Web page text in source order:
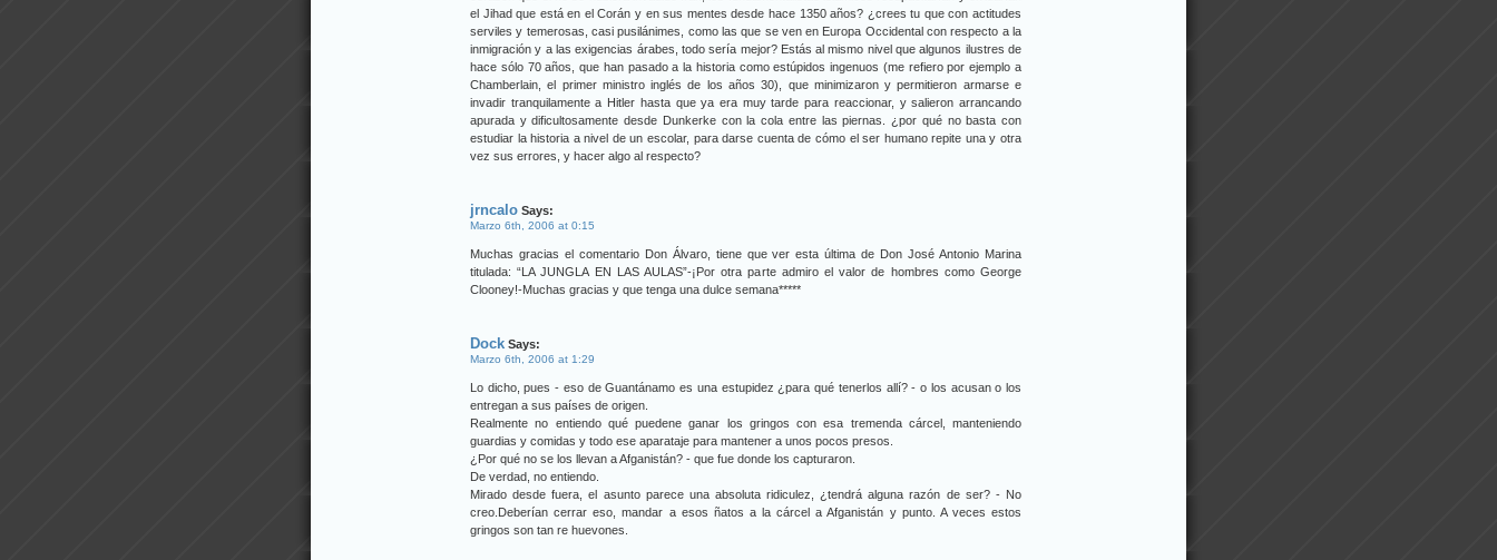
el Jihad que está en el Corán y en sus mentes desde hace 1350 años? ¿crees tu que con actitudes
serviles y temerosas, casi pusilánimes, como las que se ven en Europa Occidental con respecto a la
inmigración y a las exigencias árabes, todo sería mejor? Estás al mismo nivel que algunos ilustres de
hace sólo 70 años, que han pasado a la historia como estúpidos ingenuos (me refiero por ejemplo a
Chamberlain, el primer ministro inglés de los años 30), que minimizaron y permitieron armarse e
invadir tranquilamente a Hitler hasta que ya era muy tarde para reaccionar, y salieron arrancando
apurada y dificultosamente desde Dunkerke con la cola entre las piernas. ¿por qué no basta con
estudiar la historia a nivel de un escolar, para darse cuenta de cómo el ser humano repite una y otra
vez sus errores, y hacer algo al respecto?
jrncalo Says:
Marzo 6th, 2006 at 0:15
Muchas gracias el comentario Don Álvaro, tiene que ver esta última de Don José Antonio Marina
titulada: “LA JUNGLA EN LAS AULAS”-¡Por otra parte admiro el valor de hombres como George
Clooney!-Muchas gracias y que tenga una dulce semana*****
Dock Says:
Marzo 6th, 2006 at 1:29
Lo dicho, pues - eso de Guantánamo es una estupidez ¿para qué tenerlos allí? - o los acusan o los
entregan a sus países de origen.
Realmente no entiendo qué puedene ganar los gringos con esa tremenda cárcel, manteniendo
guardias y comidas y todo ese aparataje para mantener a unos pocos presos.
¿Por qué no se los llevan a Afganistán? - que fue donde los capturaron.
De verdad, no entiendo.
Mirado desde fuera, el asunto parece una absoluta ridiculez, ¿tendrá alguna razón de ser? - No
creo.Deberían cerrar eso, mandar a esos ñatos a la cárcel a Afganistán y punto. A veces estos
gringos son tan re huevones.